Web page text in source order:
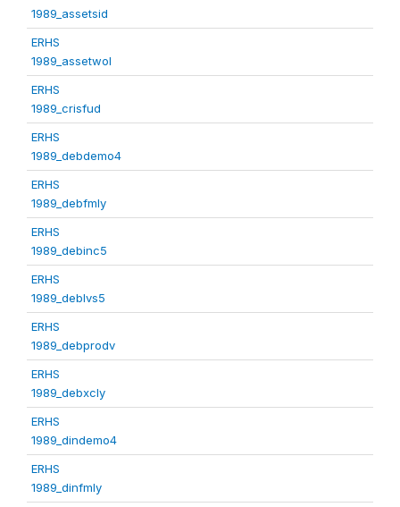
1989_assetsid
ERHS
1989_assetwol
ERHS
1989_crisfud
ERHS
1989_debdemo4
ERHS
1989_debfmly
ERHS
1989_debinc5
ERHS
1989_deblvs5
ERHS
1989_debprodv
ERHS
1989_debxcly
ERHS
1989_dindemo4
ERHS
1989_dinfmly